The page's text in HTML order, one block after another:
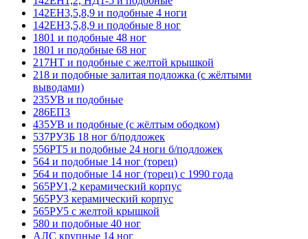
142ЕН3,5,8,9 и подобные 4 ноги
142ЕН3,5,8,9 и подобные 8 ног
1801 и подобные 48 ног
1801 и подобные 68 ног
217НТ и подобные с желтой крышкой
218 и подобные залитая подложка (с жёлтыми
выводами)
235УВ и подобные
286ЕП3
435УВ и подобные (с жёлтым ободком)
537РУ3Б 18 ног б/подложек
556РТ5 и подобные 24 ноги б/подложек
564 и подобные 14 ног (торец)
564 и подобные 14 ног (торец) с 1990 года
565РУ1,2 керамический корпус
565РУ3 керамический корпус
565РУ5 с желтой крышкой
580 и подобные 40 ног
АЛС крупные 14 ног